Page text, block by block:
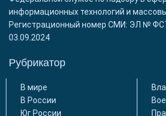
информационных технологий и
Регистрационный номер СМИ: ЭЛ №
03.09.2024
Рубрикатор
В мире
В России
Юг России